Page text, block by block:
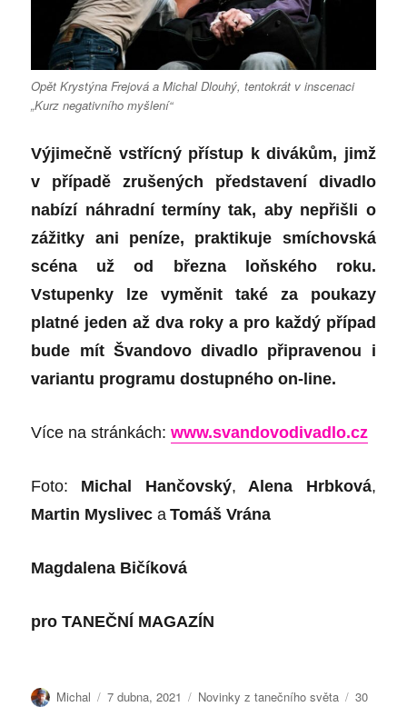
Opět Krystýna Frejová a Michal Dlouhý, tentokrát v inscenaci
„Kurz negativního myšlení“
Výjimečně vstřícný přístup k divákům, jimž
v případě zrušených představení divadlo
nabízí náhradní termíny tak, aby nepřišli o
zážitky ani peníze, praktikuje smíchovská
scéna už od března loňského roku.
Vstupenky lze vyměnit také za poukazy
platné jeden až dva roky a pro každý případ
bude mít Švandovo divadlo připravenou i
variantu programu dostupného on-line.
Více na stránkách:www.svandovodivadlo.cz
Foto: Michal Hančovský, Alena Hrbková,
Martin Mysliveca Tomáš Vrána
Magdalena Bičíková
proTANEČNÍ MAGAZÍN
Autor:
Michal Publikováno:
7 dubna, 2021 Rubriky:
Novinky z tanečního světa Štítky:
30